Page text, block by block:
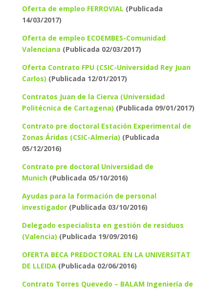
Oferta de empleo FERROVIAL (Publicada
14/03/2017)
Oferta de empleo ECOEMBES-Comunidad
Valenciana (Publicada 02/03/2017)
Oferta Contrato FPU (CSIC-Universidad Rey Juan
Carlos) (Publicada 12/01/2017)
Contratos Juan de la Cierva (Universidad
Politécnica de Cartagena) (Publicada 09/01/2017)
Contrato pre doctoral Estación Experimental de
Zonas Áridas (CSIC-Almería) (Publicada
05/12/2016)
Contrato pre doctoral Universidad de
Munich(Publicada 05/10/2016)
Ayudas para la formación de personal
investigador(Publicada 03/10/2016)
Delegado especialista en gestión de residuos
(Valencia) (Publicada 19/09/2016)
OFERTA BECA PREDOCTORAL EN LA UNIVERSITAT
DE LLEIDA(Publicada 02/06/2016)
Contrato Torres Quevedo – BALAM Ingeniería de